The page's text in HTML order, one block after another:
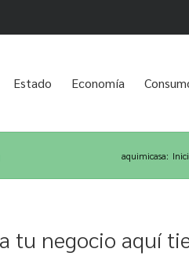
Estado Economía
aquimicasa:
tu negocio aquí